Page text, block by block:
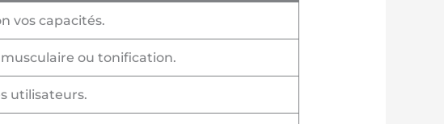
vos capacités.
ou tonification.
utilisateurs.